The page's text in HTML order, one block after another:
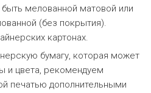
мелованной матовой или
(без покрытия).
картонах.
бумагу, которая может
и цвета, рекомендуем
печатью дополнительными